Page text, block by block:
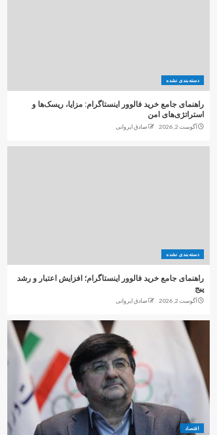
دسته‌بندی نشده
راهنمای جامع خرید فالوور اینستاگرام: مزایا، ریسک‌ها و
استراتژی‌های امن
آگوست 2, 2026 صادق ایروانی
دسته‌بندی نشده
راهنمای جامع خرید فالوور اینستاگرام؛ افزایش اعتبار و رشد
پیج
آگوست 2, 2026 صادق ایروانی
اقتصاد